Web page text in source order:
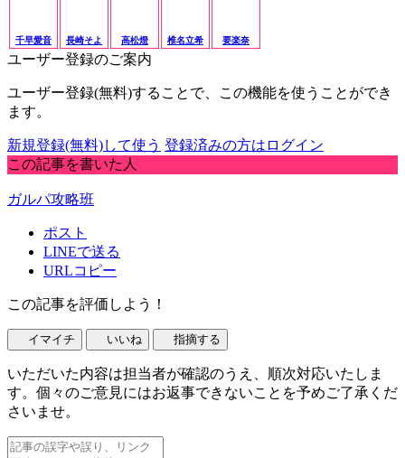
千早愛音 長崎そよ 高松燈 椎名立希 要楽奈
ユーザー登録のご案内
ユーザー登録(無料)することで、この機能を使うことができ
ます。
新規登録(無料)して使う 登録済みの方はログイン
この記事を書いた人
ガルパ攻略班
ポスト
LINEで送る
URLコピー
この記事を評価しよう！
イマイチ いいね 指摘する
いただいた内容は担当者が確認のうえ、順次対応いたしま
す。個々のご意見にはお返事できないことを予めご了承くだ
さいませ。